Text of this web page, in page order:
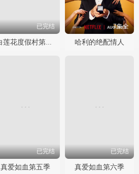
已完结
白莲花度假村第一季
7集全
哈利的绝配情人
已完结
真爱如血第五季
已完结
真爱如血第六季